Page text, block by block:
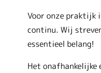
Voor onze praktijk
continu. Wij
essentieel belang!
Het onafhankelijke